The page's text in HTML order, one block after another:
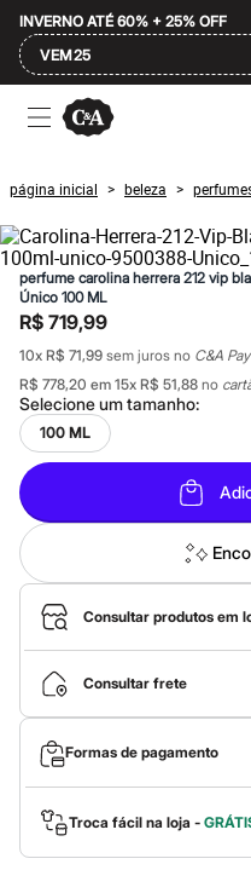
INVERNO ATÉ 60% + 25% OFF
VEM25
Ofertas
Compre por Departamento
Masculino
Infantil
Calçados
Mindse7
Plus Size
Até 20% off
Até 40% off
Até 60% off
A partir de 60% off
Feminino
Em alta
Inverno
Alfaiataria
Novidades
Roupas
Blusas e Camisetas
Básicos
Calças
Casacos e Jaquetas
Jeans
Macacões
Saias
Shorts e Bermudas
Vestidos
Acessórios
Bolsas
Bonés e Chapéus
Bijoux
Cintos
Óculos
Relógios
Calçados
página inicial > beleza >
perfume carolina herrera 212 vip
Único 100 ML
R$ 719,99
10x R$ 71,99 sem juros no C&A Pay
R$ 778,20 em 15x R$ 51,88 no
Selecione umtamanho:
100 ML
Consultar produtos em
Consultar frete
Formas de pagamento
Troca fácil na loja -